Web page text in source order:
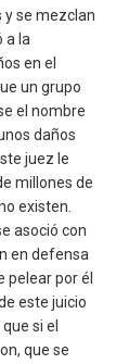
y se mezclan
a la
en el
un grupo
el nombre
daños
juez le
millones de
existen.
asoció con
en defensa
pelear por él
este juicio
si el
que se